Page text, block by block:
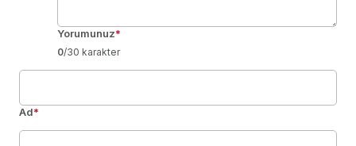
Yorumunuz*
0/30 karakter
Ad*